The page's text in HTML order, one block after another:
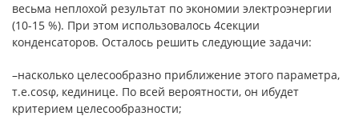
весьма неплохой результат по экономии электроэнергии
(10-15 %). При этом использовалось 4секции
конденсаторов. Осталось решить следующие задачи:
–насколько целесообразно приближение этого параметра,
т.е.cosφ, кединице. По всей вероятности, он ибудет
критерием целесообразности;